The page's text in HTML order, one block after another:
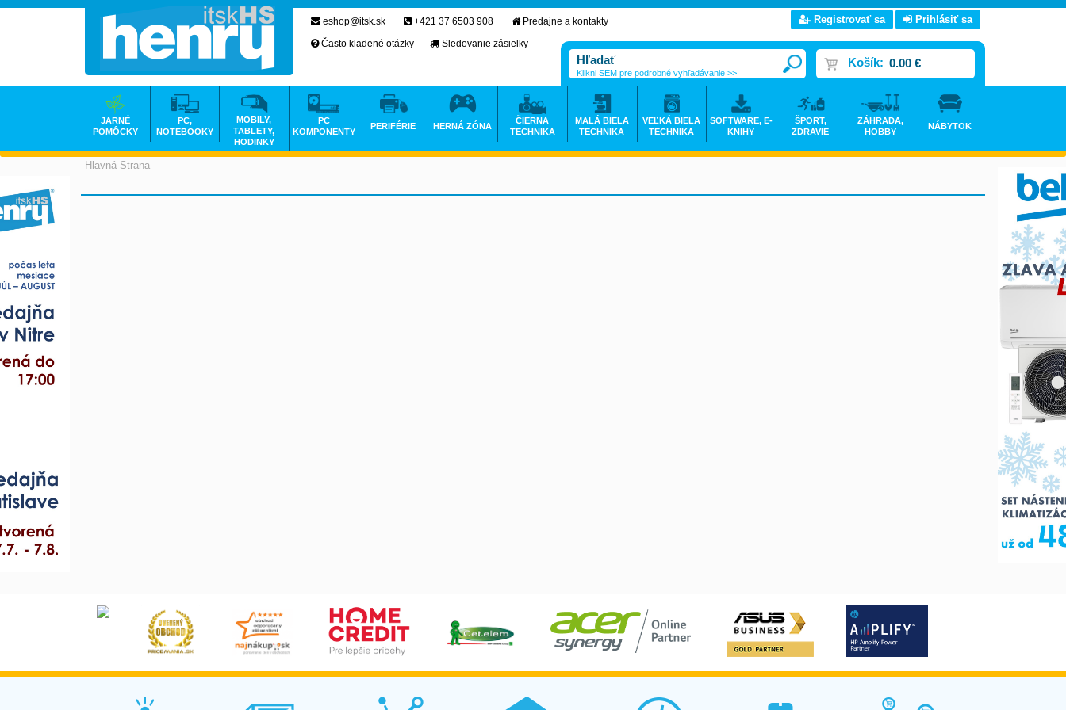
Hlavná Strana
eshop@itsk.sk +421 37 6503 908
Predajne a kontakty
Často kladené otázky
Sledovanie zásielky
Registrovať sa Prihlásiť sa
Košík: 0.00 €
Klikni SEM pre podrobné vyhľadávanie >>
JARNÉ
POMÔCKY
PC,
NOTEBOOKY
MOBILY,
TABLETY,
HODINKY
PC
KOMPONENTY
PERIFÉRIE HERNÁ ZÓNA
ČIERNA
TECHNIKA
MALÁ BIELA
TECHNIKA
VEĽKÁ BIELA
TECHNIKA
SOFTWARE, E-
KNIHY
ŠPORT,
ZDRAVIE
ZÁHRADA,
HOBBY
NÁBYTOK